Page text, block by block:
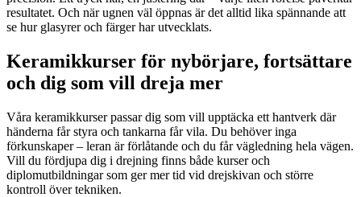
resultatet. Och när ugnen väl öppnas är det alltid lika spännande att
se hur glasyrer och färger har utvecklats.
Keramikkurser för nybörjare, fortsättare
och dig som vill dreja mer
Våra keramikkurser passar dig som vill upptäcka ett hantverk där
händerna får styra och tankarna får vila. Du behöver inga
förkunskaper – leran är förlåtande och du får vägledning hela vägen.
Vill du fördjupa dig i drejning finns både kurser och
diplomutbildningar som ger mer tid vid drejskivan och större
kontroll över tekniken.